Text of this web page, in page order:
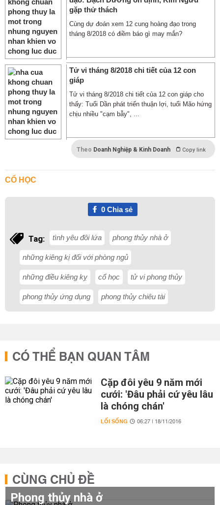
gặp thử thách
Cùng dự đoán xem 12 cung hoàng đạo trong
tháng 8/2018 có điềm báo gì may mắn?
Tử vi tháng 8/2018 chi tiết của 12 con
giáp
Tử vi tháng 8/2018 chi tiết của 12 con giáp cho
thấy: Tuổi Dần phát triển thuận lợi, tuổi Mão hứng
chịu nhiều "cạm bẫy", ...
Theo Doanh Nghiệp & Kinh Doanh Copy link
CỔ HỌC
0Chia sẻ
Tag: tình yêu đôi lứa phong thủy nhà ở
những kiêng kị đối với phòng ngủ
những điều kiêng kỵ cổ học tử vi phong thủy
phong thủy ứng dụng phong thủy chiêu tài
CÓ THỂ BẠN QUAN TÂM
Cặp đôi yêu 9 năm mới
cưới: 'Đâu phải cứ yêu lâu
là chóng chán'
LỐI SỐNG 06:27 | 18/11/2016
CÙNG CHỦ ĐỀ
Phong thủy nhà ở